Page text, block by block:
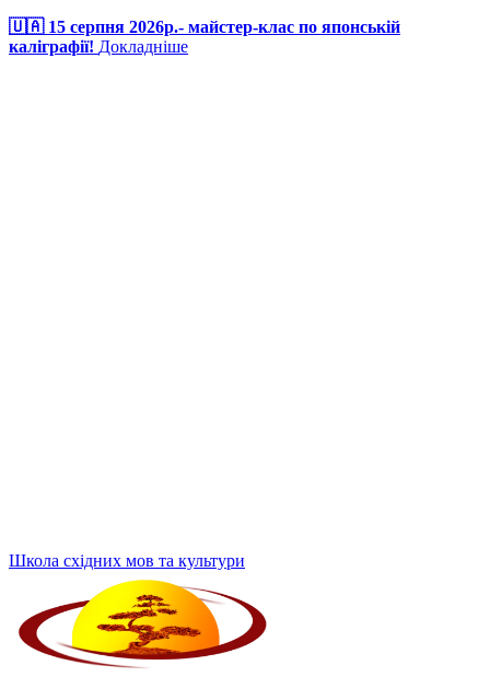
🇺🇦 15 серпня 2026р.- майстер-клас по японській
каліграфії! Докладніше
Школа східних мов та культури